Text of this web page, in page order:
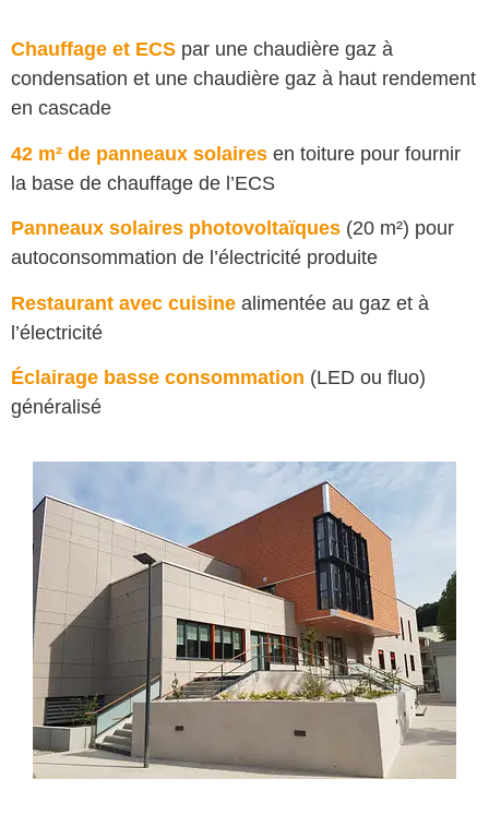
Chauffage et ECS par une chaudière gaz à
condensation et une chaudière gaz à haut rendement
en cascade
42 m² de panneaux solaires en toiture pour fournir
la base de chauffage de l’ECS
Panneaux solaires photovoltaïques (20 m²) pour
autoconsommation de l’électricité produite
Restaurant avec cuisine alimentée au gaz et à
l’électricité
Éclairage basse consommation (LED ou fluo)
généralisé